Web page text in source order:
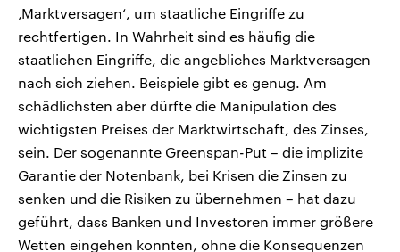
‚Marktversagen‘, um staatliche Eingriffe zu
rechtfertigen. In Wahrheit sind es häufig die
staatlichen Eingriffe, die angebliches Marktversagen
nach sich ziehen. Beispiele gibt es genug. Am
schädlichsten aber dürfte die Manipulation des
wichtigsten Preises der Marktwirtschaft, des Zinses,
sein. Der sogenannte Greenspan-Put – die implizite
Garantie der Notenbank, bei Krisen die Zinsen zu
senken und die Risiken zu übernehmen – hat dazu
geführt, dass Banken und Investoren immer größere
Wetten eingehen konnten, ohne die Konsequenzen